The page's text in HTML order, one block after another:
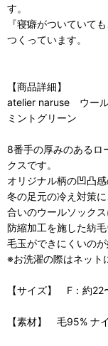
す。
『寝癖がついていて
つくっています。
【商品詳細】
atelier naruse ウール
ミントグリーン
8番手の厚みのあるロ
クスです。
オリジナル柄の凹凸
冬の足元の冷え対策
合いのウールソックス
防縮加工を施した紡
毛玉ができにくいのが
※お洗濯の際はネット
【サイズ】 F：約
【素材】 毛95% ナ